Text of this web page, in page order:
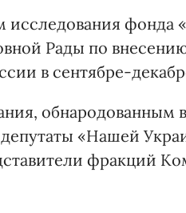
исследования
Рады по
в сентябре-
обнародованным
«Нашей
фракций